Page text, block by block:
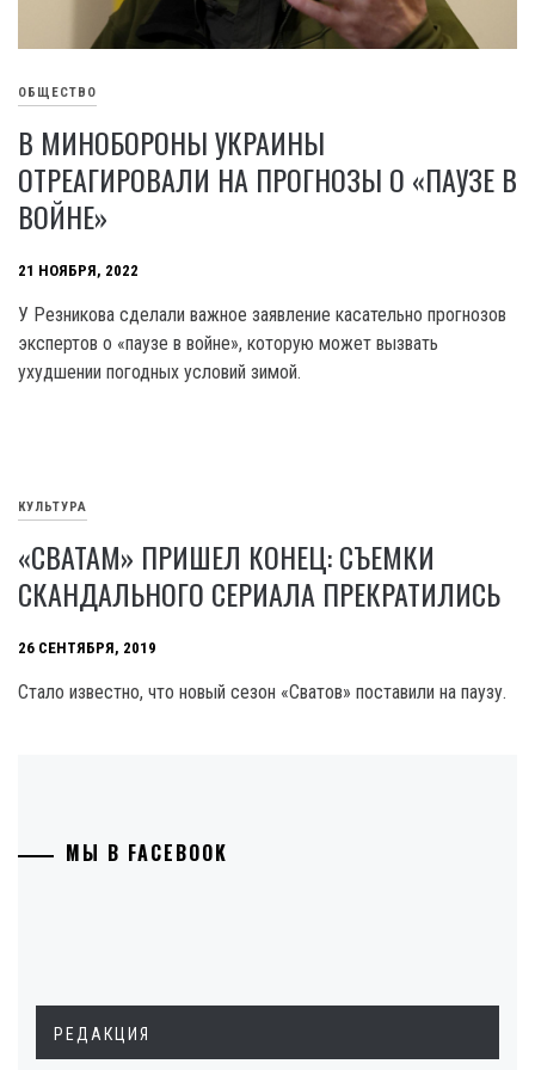
ОБЩЕСТВО
В МИНОБОРОНЫ УКРАИНЫ
ОТРЕАГИРОВАЛИ НА ПРОГНОЗЫ О «ПАУЗЕ В
ВОЙНЕ»
21 НОЯБРЯ, 2022
У Резникова сделали важное заявление касательно прогнозов
экспертов о «паузе в войне», которую может вызвать
ухудшении погодных условий зимой.
КУЛЬТУРА
«СВАТАМ» ПРИШЕЛ КОНЕЦ: СЪЕМКИ
СКАНДАЛЬНОГО СЕРИАЛА ПРЕКРАТИЛИСЬ
26 СЕНТЯБРЯ, 2019
Стало известно, что новый сезон «Сватов» поставили на паузу.
МЫ В FACEBOOK
РЕДАКЦИЯ